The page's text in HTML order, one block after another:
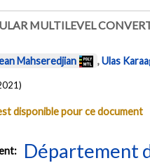
MULTILEVEL
Mahseredjian ,Ulas
disponible pour ce document
Département